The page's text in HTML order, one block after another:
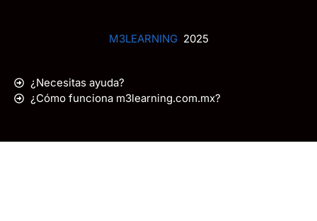
M3LEARNING2025
¿Necesitas ayuda?
¿Cómo funciona m3learning.com.mx?